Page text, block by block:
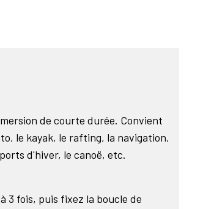
de courte durée. Convient
le kayak, le rafting, la navigation,
d'hiver, le canoë, etc.
3 fois, puis fixez la boucle de